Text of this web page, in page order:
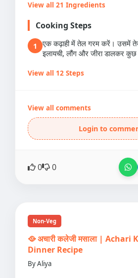
View all 21 Ingredients
Cooking Steps
1
एक कढ़ाही में तेल गरम करें। उसमें
इलायची, लौंग और जीरा डालकर
View all 12 Steps
View all comments
Login to
0 0
Non-Veg
🥘 अचारी कलेजी मसाला |
Dinner Recipe
By Aliya